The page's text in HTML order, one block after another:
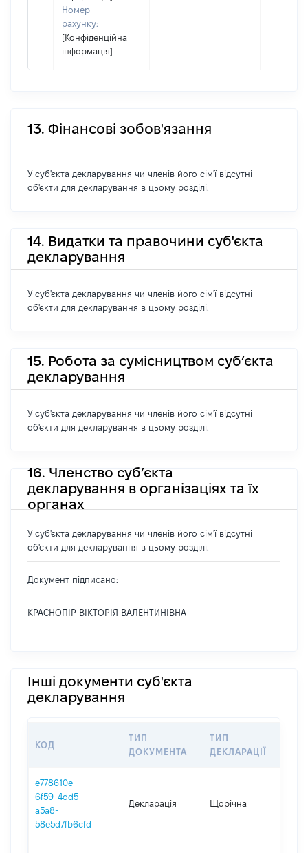
Номер
рахунку:
[Конфіденційна
інформація]
13. Фінансові зобов'язання
У суб'єкта декларування чи членів його сім'ї відсутні
об'єкти для декларування в цьому розділі.
14. Видатки та правочини суб'єкта
декларування
У суб'єкта декларування чи членів його сім'ї відсутні
об'єкти для декларування в цьому розділі.
15. Робота за сумісництвом суб’єкта
декларування
У суб'єкта декларування чи членів його сім'ї відсутні
об'єкти для декларування в цьому розділі.
16. Членство суб’єкта
декларування в організаціях та їх
органах
У суб'єкта декларування чи членів його сім'ї відсутні
об'єкти для декларування в цьому розділі.
Документ підписано:
КРАСНОПІР ВІКТОРІЯ ВАЛЕНТИНІВНА
Інші документи суб'єкта
декларування
КОД
ТИП
ДОКУМЕНТА
ТИП
ДЕКЛАРАЦІЇ
e778610e-
6f59-4dd5-
a5a8-
58e5d7fb6cfd
Декларація Щорічна